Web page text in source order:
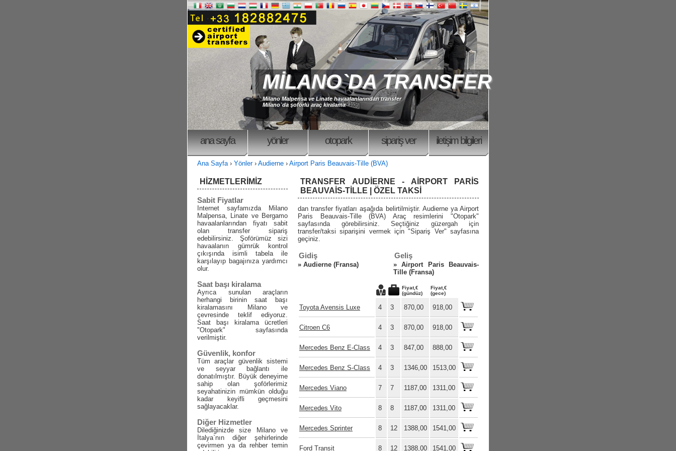
MİLANO`DA TRANSFER
Milano Malpensa ve Linate havaalanlarından transfer
Milano`da şoförlü araç kiralama
ana sayfa yönler otopark sipariş ver i̇letişim bilgileri
Ana Sayfa › Yönler › Audierne › Airport Paris Beauvais-Tille (BVA)
TRANSFER AUDIERNE - AIRPORT PARIS
BEAUVAIS-TILLE | ÖZEL TAKSİ
dan transfer fiyatları aşağıda belirtilmiştir. Audierne ya Airport
Paris Beauvais-Tille (BVA) Araç resimlerini "Otopark"
sayfasında görebilirsiniz. Seçtiğiniz güzergah için
transfer/taksi siparişini vermek için "Sipariş Ver" sayfasına
geçiniz.
Gidiş
» Audierne (Fransa)
Geliş
»Airport Paris Beauvais-
Tille (Fransa)
Fiyat,€
(gündüz)
Fiyat,€
(gece)
Toyota Avensis Luxe 4 3 870,00 918,00
Citroen C6 4 3 870,00 918,00
Mercedes Benz E-Class 4 3 847,00 888,00
Mercedes Benz S-Class 4 3 1346,00 1513,00
Mercedes Viano 7 7 1187,00 1311,00
Mercedes Vito 8 8 1187,00 1311,00
Mercedes Sprinter 8 12 1388,00 1541,00
Ford Transit 8 12 1388,00 1541,00
HİZMETLERİMİZ
Sabit Fiyatlar
Internet sayfamızda Milano
Malpensa, Linate ve Bergamo
havaalanlarından fiyatı sabit
olan transfer sipariş
edebilirsiniz. Şoförümüz sizi
havaalanın gümrük kontrol
çıkışında isimli tabela ile
karşılayıp bagajınıza yardımcı
olur.
Saat başı kiralama
Ayrıca sunulan araçların
herhangi birinin saat başı
kiralamasını Milano ve
çevresinde teklif ediyoruz.
Saat başı kiralama ücretleri
"Otopark" sayfasında
verilmiştir.
Güvenlik, konfor
Tüm araçlar güvenlik sistemi
ve seyyar bağlantı ile
donatılmıştır. Büyük deneyime
sahip olan şoförlerimiz
seyahatinizin mümkün olduğu
kadar keyifli geçmesini
sağlayacaklar.
Diğer Hizmetler
Dilediğinizde size Milano ve
İtalya`nın diğer şehirlerinde
çevirmen ya da rehber temin